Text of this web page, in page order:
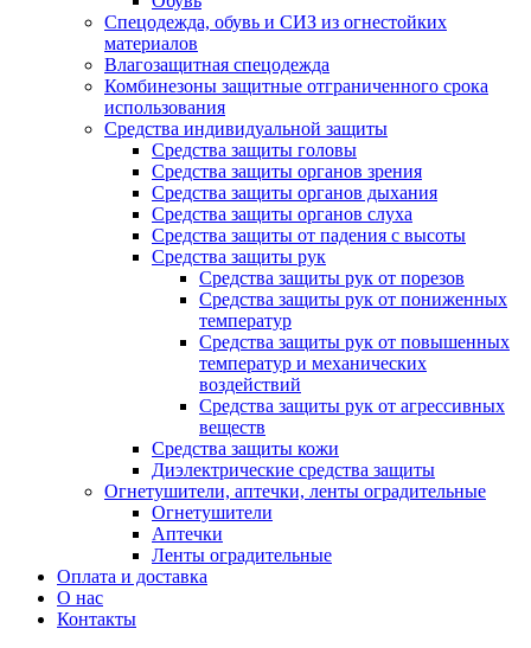
Спецодежда, обувь и СИЗ из огнестойких
материалов
Влагозащитная спецодежда
Комбинезоны защитные отграниченного срока
использования
Средства индивидуальной защиты
Средства защиты головы
Средства защиты органов зрения
Средства защиты органов дыхания
Средства защиты органов слуха
Средства защиты от падения с высоты
Средства защиты рук
Средства защиты рук от порезов
Средства защиты рук от пониженных
температур
Средства защиты рук от повышенных
температур и механических
воздействий
Средства защиты рук от агрессивных
веществ
Средства защиты кожи
Диэлектрические средства защиты
Огнетушители, аптечки, ленты оградительные
Огнетушители
Аптечки
Ленты оградительные
Оплата и доставка
О нас
Контакты